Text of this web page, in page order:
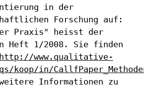
in der
Forschung auf:
Praxis" heisst der
Heft 1/2008. Sie finden
http://www.qualitative-
koop/in/
Informationen zu